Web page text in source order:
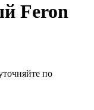
Feron
по